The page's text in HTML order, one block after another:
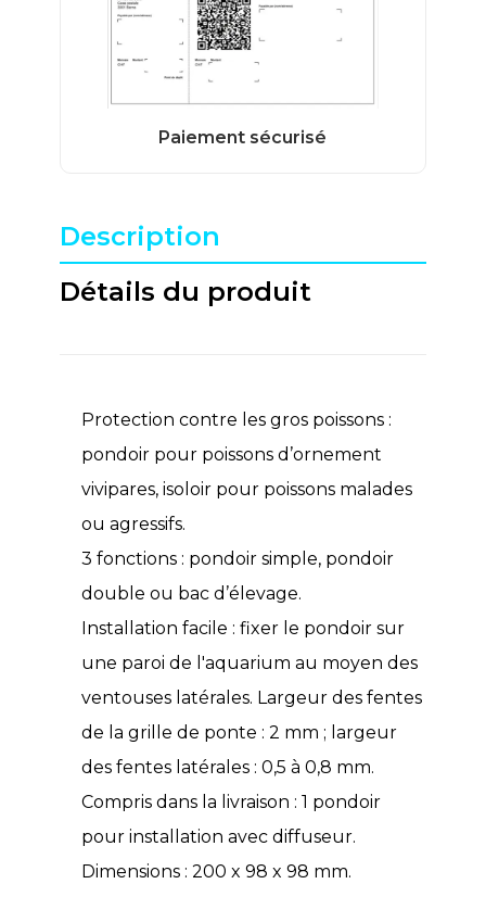
Description
Détails du produit
Protection contre les gros poissons :
pondoir pour poissons d’ornement
vivipares, isoloir pour poissons malades
ou agressifs.
3 fonctions : pondoir simple, pondoir
double ou bac d’élevage.
Installation facile : fixer le pondoir sur
une paroi de l'aquarium au moyen des
ventouses latérales. Largeur des fentes
de la grille de ponte : 2 mm ; largeur
des fentes latérales : 0,5 à 0,8 mm.
Compris dans la livraison : 1 pondoir
pour installation avec diffuseur.
Dimensions : 200 x 98 x 98 mm.